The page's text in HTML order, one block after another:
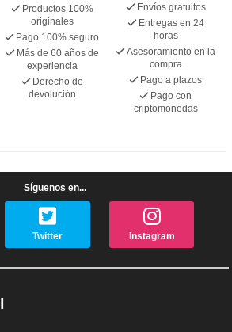
Productos 100%
originales
Pago 100% seguro
Más de 60 años de
experiencia
Derecho de
devolución
Envíos gratuitos
Entregas en 24
horas
Asesoramiento en la
compra
Pago a plazos
Pago con
criptomonedas
Síguenos en...
Twitter Instagram